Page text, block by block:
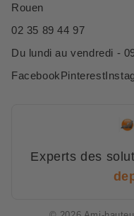
Rouen
02 35 89 44 97
Du lundi au vendredi -
FacebookPinterest
Experts des